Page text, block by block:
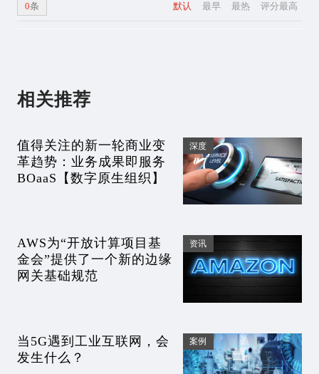
默认 最早 最热 评分最高
0条
相关推荐
值得关注的新一轮商业变
革趋势：业务成果即服务
BOaaS【数字原生组织】
深度
AWS为“开放计算项目基
金会”提供了一个新的边缘
网关基础规范
资讯
当5G遇到工业互联网，会
发生什么？
案例